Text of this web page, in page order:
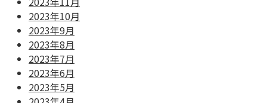
2023年10月
2023年9月
2023年8月
2023年7月
2023年6月
2023年5月